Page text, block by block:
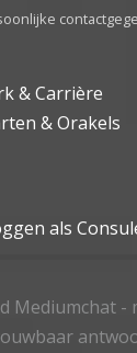
& Carrière
& Orakels
als
Mediumchat